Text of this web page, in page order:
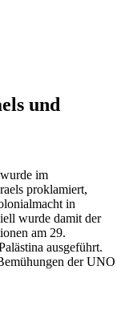
und
im
proklamiert,
in
wurde damit der
am 29.
ausgeführt.
der UNO